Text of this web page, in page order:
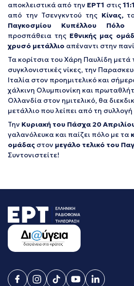
αποκλειστικά από την ΕΡΤ1 στις
από την Τσενγκντού της Κίνας,
Παγκοσμίου Κυπέλλου Πόλο
προσπάθεια της Εθνικής μας
χρυσό μετάλλιο απέναντι στην
Τα κορίτσια του Χάρη Παυλίδη μετά
συγκλονιστικές νίκες, την
Ιταλία στον προημιτελικό και
χάλκινη Ολυμπιονίκη και
Ολλανδία στον ημιτελικό, θα
μετάλλιο που λείπει από τη συλλογή
Την Κυριακή του Πάσχα 20
γαλανόλευκα και παίζει πόλο με τα
ομάδας στον μεγάλο τελικό του
Συντονιστείτε!